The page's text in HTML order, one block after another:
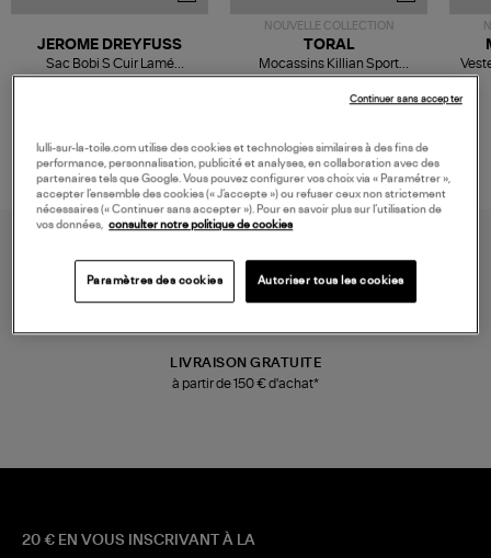
JEROME DREYFUSS
Sac Bobi S Cuir Lamé
Champagne
NOUVELLE COLLECTION
TORAL
Mocassins Killian Sport
Mousse
LIVRAISON GRATUITE
à partir de 150 € d'achat*
20 € EN VOUS INSCRIVANT À LA
lulli-sur-la-toile.com utilise des cookies et technologies similaires à des fins de
performance, personnalisation, publicité et analyses, en collaboration avec des
partenaires tels que Google. Vous pouvez configurer vos choix via « Paramétrer »,
accepter l’ensemble des cookies (« J’accepte ») ou refuser ceux non strictement
nécessaires (« Continuer sans accepter »). Pour en savoir plus sur l’utilisation de
vos données, consulter notre politique de cookies
Paramètres des cookies Autoriser tous les cookies
Continuer sans accepter